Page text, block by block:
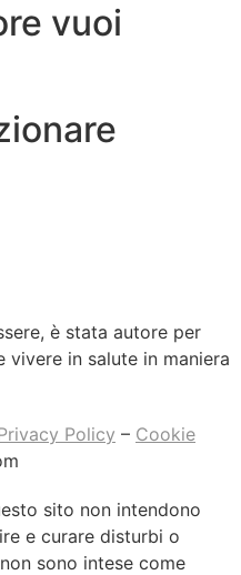
vuoi
è stata autore per
in salute in maniera
Policy – Cookie
sito non intendono
e curare disturbi o
sono intese come